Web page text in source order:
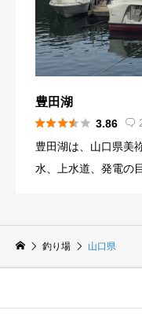
豊田湖
 3.86 
豊田湖は、山口県美
水、上水道、発電の
釣り場 山口県